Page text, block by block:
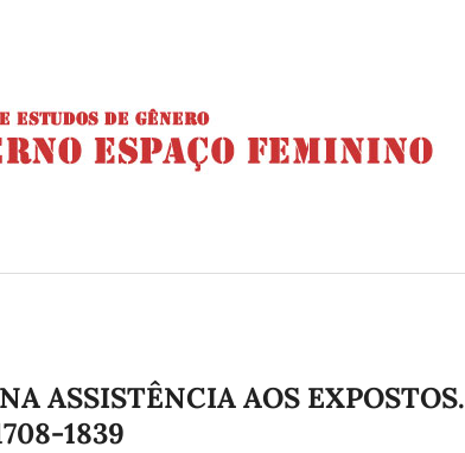
ASSISTÊNCIA AOS EXPOSTOS.
1839